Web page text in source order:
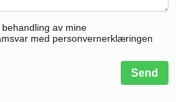
av mine
med personvernerklæringen
Send